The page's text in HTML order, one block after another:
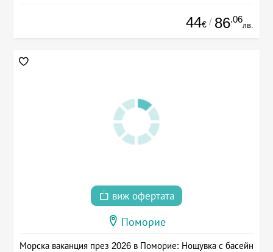
44€ / 86.06
лв.
виж офертата
Поморие
Морска ваканция през 2026 в Поморие: Нощувка с басейн